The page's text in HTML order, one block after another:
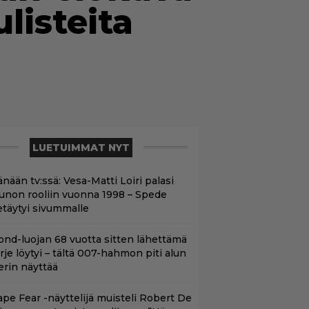
LUETUIMMAT NYT
tv:ssä: Vesa-Matti Loiri palasi
rooliin vuonna 1998 – Spede
sivummalle
luojan 68 vuotta sitten lähettämä
löytyi – tältä 007-hahmon piti alun
näyttää
Fear -näyttelijä muisteli Robert De